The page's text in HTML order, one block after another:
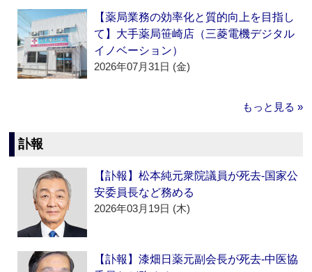
【薬局業務の効率化と質的向上を目指し
て】大手薬局笹崎店（三菱電機デジタル
イノベーション）
2026年07月31日 (金)
もっと見る »
訃報
【訃報】松本純元衆院議員が死去‐国家公
安委員長など務める
2026年03月19日 (木)
【訃報】漆畑日薬元副会長が死去‐中医協